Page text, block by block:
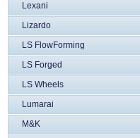
Lexani
Lizardo
LS FlowForming
LS Forged
LS Wheels
Lumarai
M&K